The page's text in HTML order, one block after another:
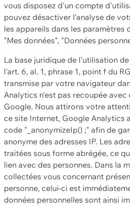
vous disposez d'un compte
pouvez désactiver l'analyse de
les appareils dans les paramètres
"Mes données", "Données
La base juridique de l'utilisation
l'art. 6, al. 1, phrase 1, point f du
transmise par votre navigateur
Analytics n'est pas recoupée avec
Google. Nous attirons votre
ce site Internet, Google Analytics
code "_anonymizeIp() ;" afin de
anonyme des adresses IP. Les
traitées sous forme abrégée, ce
lien avec des personnes. Dans la
collectées vous concernant
personne, celui-ci est
données personnelles sont ainsi